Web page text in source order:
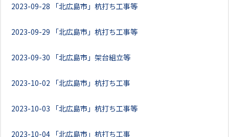
2023-09-28 「北広島市」杭打ち工事等
2023-09-29 「北広島市」杭打ち工事等
2023-09-30 「北広島市」架台組立等
2023-10-02 「北広島市」杭打ち工事
2023-10-03 「北広島市」杭打ち工事等
2023-10-04 「北広島市」杭打ち工事